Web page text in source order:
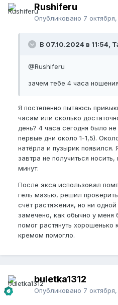
Rushiferu
Опубликовано 7
В 07.10.2024 в 11:54,
@Rushiferu
зачем тебе 4 часа
Я постепенно пытаюсь
часам или сколько
день? 4 часа сегодня было
первые дни около 1-1,5).
натёрла и пузырик
завтра не получиться
минут.
После экса использовал
гель мазью, решил
счёт растяжения, но ни
замечено, как обычно у
помог растянуть хорошенько
кремом помогло.
buletka1312
Опубликовано 7